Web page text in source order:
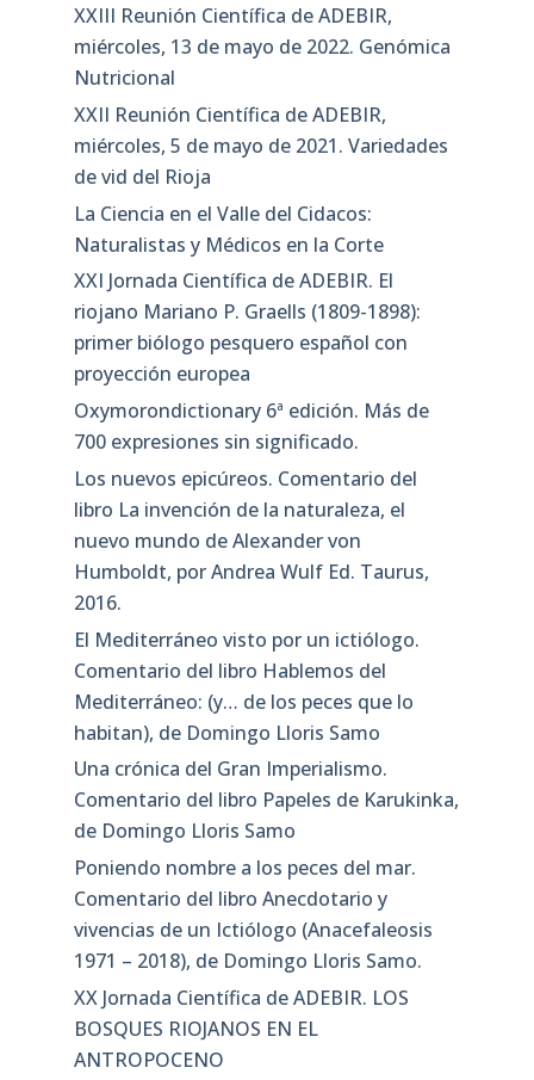
XXIII Reunión Científica de ADEBIR,
miércoles, 13 de mayo de 2022. Genómica
Nutricional
XXII Reunión Científica de ADEBIR,
miércoles, 5 de mayo de 2021. Variedades
de vid del Rioja
La Ciencia en el Valle del Cidacos:
Naturalistas y Médicos en la Corte
XXI Jornada Científica de ADEBIR. El
riojano Mariano P. Graells (1809-1898):
primer biólogo pesquero español con
proyección europea
Oxymorondictionary 6ª edición. Más de
700 expresiones sin significado.
Los nuevos epicúreos. Comentario del
libro La invención de la naturaleza, el
nuevo mundo de Alexander von
Humboldt, por Andrea Wulf Ed. Taurus,
2016.
El Mediterráneo visto por un ictiólogo.
Comentario del libro Hablemos del
Mediterráneo: (y… de los peces que lo
habitan), de Domingo Lloris Samo
Una crónica del Gran Imperialismo.
Comentario del libro Papeles de Karukinka,
de Domingo Lloris Samo
Poniendo nombre a los peces del mar.
Comentario del libro Anecdotario y
vivencias de un Ictiólogo (Anacefaleosis
1971 – 2018), de Domingo Lloris Samo.
XX Jornada Científica de ADEBIR. LOS
BOSQUES RIOJANOS EN EL
ANTROPOCENO